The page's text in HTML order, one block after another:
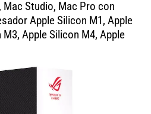
Studio, Mac Pro con
Apple Silicon M1, Apple
Apple Silicon M4, Apple